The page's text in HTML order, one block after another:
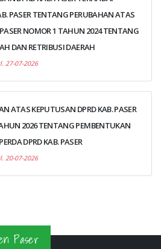
PASER TENTANG PERUBAHAN ATAS
NOMOR 1 TAHUN 2024 TENTANG
DAN RETRIBUSI DAERAH
27-07-2026
ATAS KEPUTUSAN DPRD KAB. PASER
2026 TENTANG PEMBENTUKAN
DPRD KAB. PASER
20-07-2026
Paser